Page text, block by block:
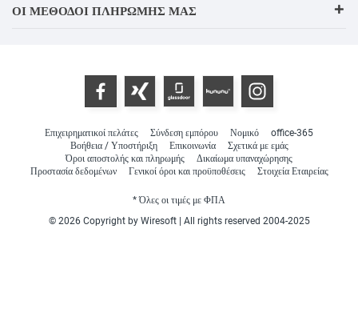
ΟΙ ΜΈΘΟΔΟΙ ΠΛΗΡΩΜΉΣ ΜΑΣ
Επιχειρηματικοί πελάτες Σύνδεση εμπόρου Νομικό
office-365
Βοήθεια / Υποστήριξη
Επικοινωνία
Σχετικά με εμάς
Όροι αποστολής και πληρωμής
Δικαίωμα υπαναχώρησης
Προστασία δεδομένων
Γενικοί όροι και προϋποθέσεις Στοιχεία Εταιρείας
* Όλες οι τιμές με ΦΠΑ
© 2026 Copyright by Wiresoft | All rights reserved 2004-2025